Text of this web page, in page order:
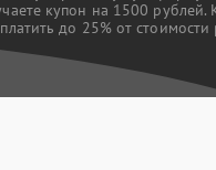
купон на 1500 рублей.
до 25% от стоимости